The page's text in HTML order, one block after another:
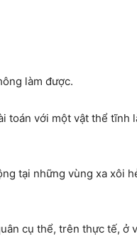
làm được.
toán với một vật thể tĩnh
tại những vùng xa xôi
cụ thể, trên thực tế, ở